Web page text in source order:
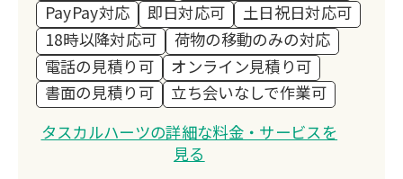
PayPay対応
即日対応可
土日祝日対応可
18時以降対応可
荷物の移動のみの対応
電話の見積り可
オンライン見積り可
書面の見積り可
立ち会いなしで作業可
タスカルハーツの詳細な料金・サービスを
見る